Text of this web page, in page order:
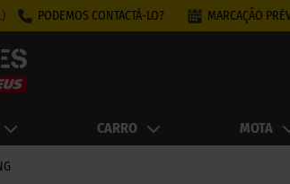
PODEMOS CONTACTÁ-LO? MARCAÇÃO
CARRO MOTA